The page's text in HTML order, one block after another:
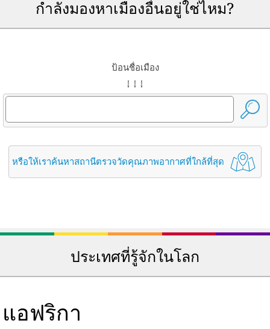
กำลังมองหาเมืองอื่นอยู่ใช่ไหม?
ป้อนชื่อเมือง
↓ ↓ ↓
หรือให้เราค้นหาสถานีตรวจวัดคุณภาพอากาศที่ใกล้ที่สุด
ประเทศที่รู้จักในโลก
แอฟริกา